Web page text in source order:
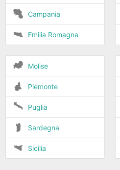
Campania
Emilia Romagna
Molise
Piemonte
Puglia
Sardegna
Sicilia